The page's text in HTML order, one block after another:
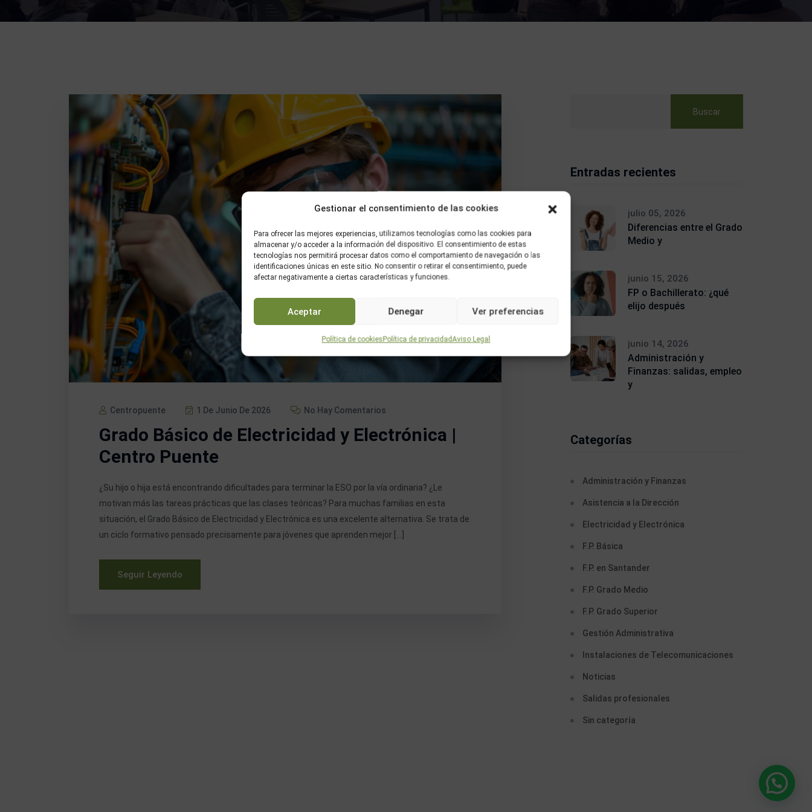
Gestionar el consentimiento de las cookies
Para ofrecer las mejores experiencias, utilizamos tecnologías como las cookies para
almacenar y/o acceder a la información del dispositivo. El consentimiento de estas
tecnologías nos permitirá procesar datos como el comportamiento de navegación o las
identificaciones únicas en este sitio. No consentir o retirar el consentimiento, puede
afectar negativamente a ciertas características y funciones.
Aceptar Denegar Ver preferencias
Política de cookiesPolítica de privacidadAviso Legal
Centropuente 1 De Junio De 2026 No Hay Comentarios
Grado Básico de Electricidad y Electrónica |
Centro Puente
¿Su hijo o hija está encontrando dificultades para terminar la ESO por la vía ordinaria? ¿Le
motivan más las tareas prácticas que las clases teóricas? Para muchas familias en esta
situación, el Grado Básico de Electricidad y Electrónica es una excelente alternativa. Se trata de
un ciclo formativo pensado precisamente para jóvenes que aprenden mejor […]
Seguir Leyendo
Buscar
Entradas recientes
julio 05, 2026
Diferencias entre el Grado
Medio y
junio 15, 2026
FP o Bachillerato: ¿qué
elijo después
junio 14, 2026
Administración y
Finanzas: salidas, empleo
y
Categorías
Administración y Finanzas
Asistencia a la Dirección
Electricidad y Electrónica
F.P. Básica
F.P. en Santander
F.P. Grado Medio
F.P. Grado Superior
Gestión Administrativa
Instalaciones de Telecomunicaciones
Noticias
Salidas profesionales
Sin categoría